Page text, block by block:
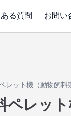
る質問 お問い
レット機（動物飼料
ペレッ